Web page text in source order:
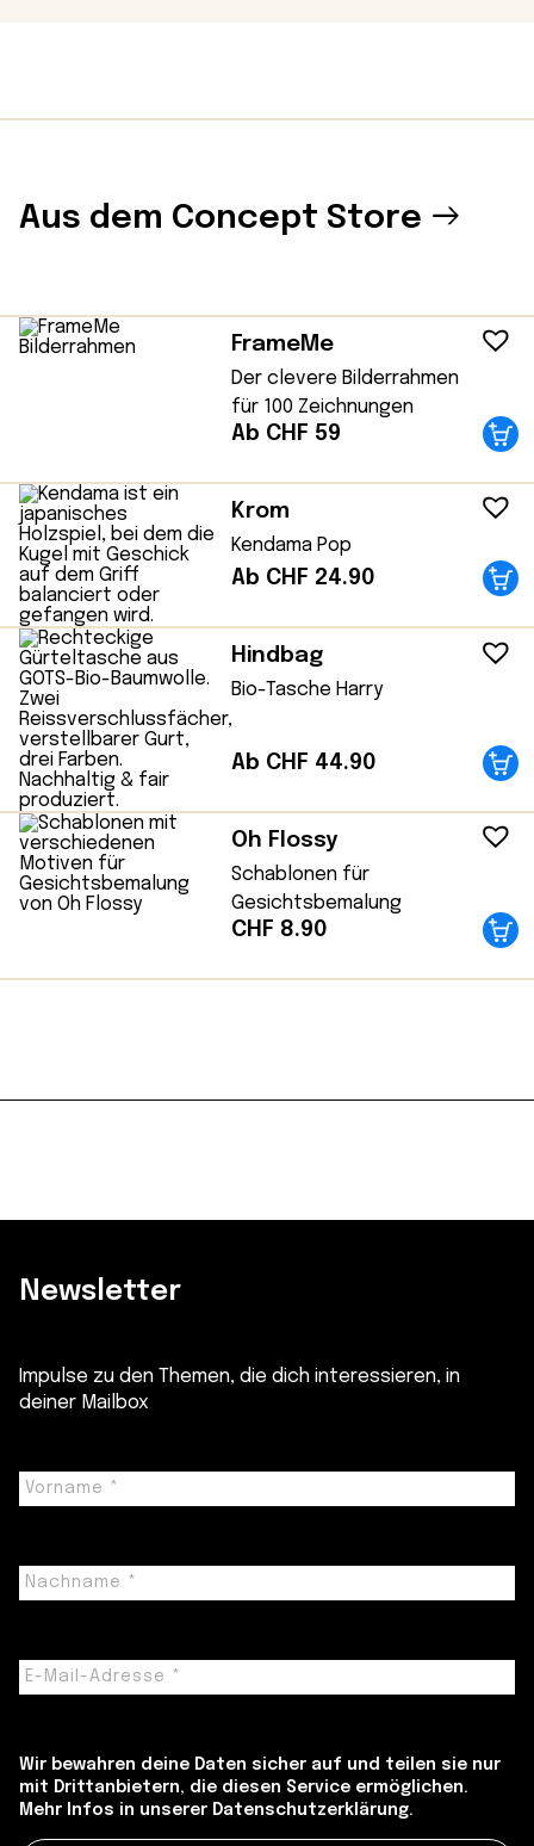
Aus dem Concept Store
FrameMe
Der clevere Bilderrahmen
für 100 Zeichnungen
Ab CHF 59
Krom
Kendama Pop
Ab CHF 24.90
Hindbag
Bio-Tasche Harry
Ab CHF 44.90
Oh Flossy
Schablonen für
Gesichtsbemalung
CHF 8.90
Newsletter
Impulse zu den Themen, die dich interessieren, in
deiner Mailbox
Wir bewahren deine Daten sicher auf und teilen sie nur
mit Drittanbietern, die diesen Service ermöglichen.
Mehr Infos in unserer Datenschutzerklärung.